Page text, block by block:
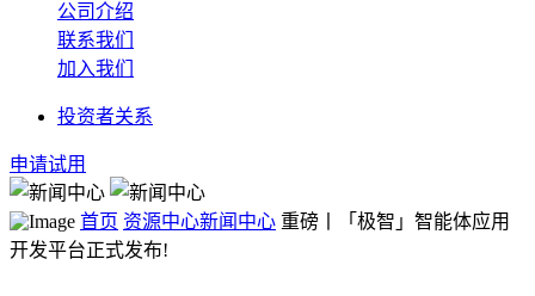
公司介绍
联系我们
加入我们
投资者关系
申请试用
首页 资源中心新闻中心 重磅丨「极智」智能体应用
开发平台正式发布!